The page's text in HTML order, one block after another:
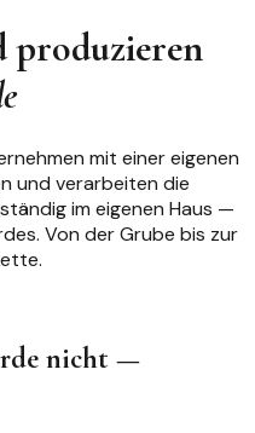
produzieren
mit einer eigenen
und verarbeiten die
im eigenen Haus —
Von der Grube bis zur
nicht —